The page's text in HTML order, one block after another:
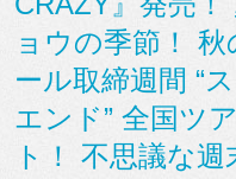
ョウの季節！
ール取締週間 “
エンド” 全国ツ
ト！ 不思議な週